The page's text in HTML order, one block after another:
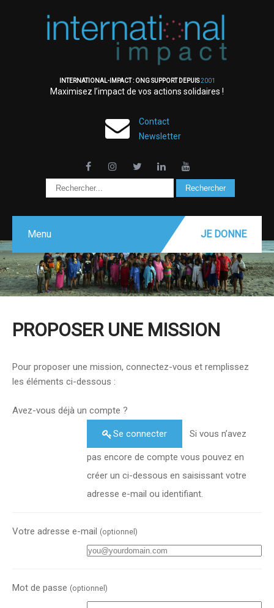
INTERNATIONAL-IMPACT : ONG SUPPORT DEPUIS2001
Maximisez l’impact de vos actions solidaires !
Contact
Newsletter
Menu JE DONNE
PROPOSER UNE MISSION
Pour proposer une mission, connectez-vous et remplissez
les éléments ci-dessous :
Avez-vous déjà un compte ?
Se connecter
pas encore de compte vous pouvez en
créer un ci-dessous en saisissant votre
adresse e-mail ou identifiant.
Votre adresse e-mail (optionnel)
Mot de passe (optionnel)